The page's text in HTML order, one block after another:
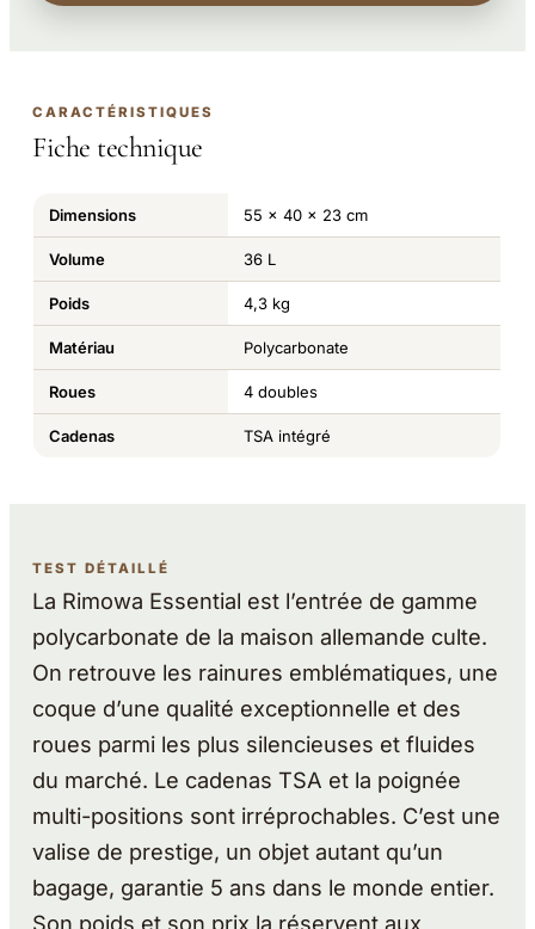
CARACTÉRISTIQUES
Fiche technique
Dimensions 55 x 40 x 23 cm
Volume 36 L
Poids 4,3 kg
Matériau Polycarbonate
Roues 4 doubles
Cadenas TSA intégré
TEST DÉTAILLÉ
La Rimowa Essential est l’entrée de gamme
polycarbonate de la maison allemande culte.
On retrouve les rainures emblématiques, une
coque d’une qualité exceptionnelle et des
roues parmi les plus silencieuses et fluides
du marché. Le cadenas TSA et la poignée
multi-positions sont irréprochables. C’est une
valise de prestige, un objet autant qu’un
bagage, garantie 5 ans dans le monde entier.
Son poids et son prix la réservent aux